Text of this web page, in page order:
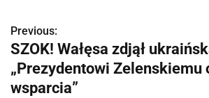
N
a
w
Previous:
SZOK! Wałęsa zdjął
„Prezydentowi Zelenskiemu
wsparcia”